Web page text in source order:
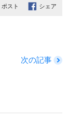
ポスト シェア
次の記事